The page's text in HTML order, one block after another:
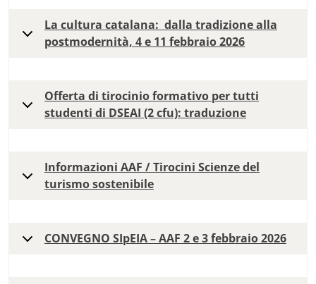
La cultura catalana: dalla tradizione alla
postmodernità, 4 e 11 febbraio 2026
Offerta di tirocinio formativo per tutti
studenti di DSEAI (2 cfu): traduzione
Informazioni AAF / Tirocini Scienze del
turismo sostenibile
CONVEGNO SIpEIA – AAF 2 e 3 febbraio 2026